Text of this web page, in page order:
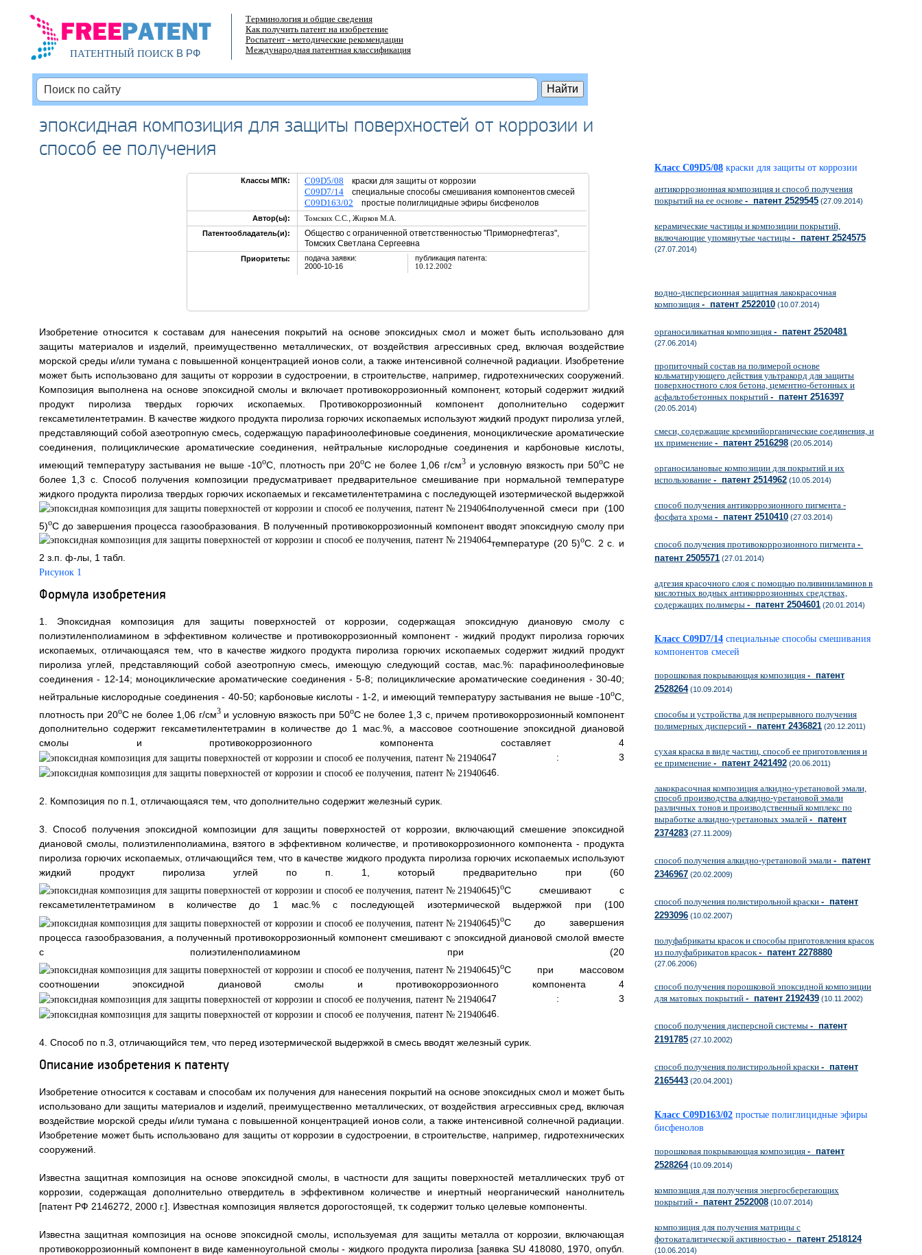
ПАТЕНТНЫЙ ПОИСКВ РФ
Терминология и общие сведения
Как получить патент на изобретение
Роспатент - методические рекомендации
Международная патентная классификация
эпоксидная композиция для защиты поверхностей от коррозии и
способ ее получения
Классы МПК: C09D5/08 краски для защиты от коррозии
C09D7/14специальные способы смешивания компонентов смесей
C09D163/02 простые полиглицидные эфиры бисфенолов
Автор(ы): Томских С.С. , Жирков М.А.
Патентообладатель(и):
Общество с ограниченной ответственностью "Приморнефтегаз",
Томских Светлана Сергеевна
Приоритеты:
подача заявки:
2000-10-16
публикация патента:
10.12.2002
Изобретение относится к составам для нанесения покрытий на основе эпоксидных смол и может быть использовано для
защиты материалов и изделий, преимущественно металлических, от воздействия агрессивных сред, включая воздействие
морской среды и/или тумана с повышенной концентрацией ионов соли, а также интенсивной солнечной радиации. Изобретение
может быть использовано для защиты от коррозии в судостроении, в строительстве, например, гидротехнических сооружений.
Композиция выполнена на основе эпоксидной смолы и включает противокоррозионный компонент, который содержит жидкий
продукт пиролиза твердых горючих ископаемых. Противокоррозионный компонент дополнительно содержит
гексаметилентетрамин. В качестве жидкого продукта пиролиза горючих ископаемых используют жидкий продукт пиролиза углей,
представляющий собой азеотропную смесь, содержащую парафиноолефиновые соединения, моноциклические ароматические
соединения, полициклические ароматические соединения, нейтральные кислородные соединения и карбоновые кислоты,
имеющий температуру застывания не выше -10oС, плотность при 20oС не более 1,06 г/см3 и условную вязкость при 50oС не
более 1,3 с. Способ получения композиции предусматривает предварительное смешивание при нормальной температуре
жидкого продукта пиролиза твердых горючих ископаемых и гексаметилентетрамина с последующей изотермической выдержкой
полученной смеси при (100
5)oС до завершения процесса газообразования. В полученный противокоррозионный компонент вводят эпоксидную смолу при
температуре (205)oС. 2 с. и
2 з.п. ф-лы, 1 табл.
Рисунок 1
Формула изобретения
1. Эпоксидная композиция для защиты поверхностей от коррозии, содержащая эпоксидную диановую смолу с
полиэтиленполиамином в эффективном количестве и противокоррозионный компонент - жидкий продукт пиролиза горючих
ископаемых, отличающаяся тем, что в качестве жидкого продукта пиролиза горючих ископаемых содержит жидкий продукт
пиролиза углей, представляющий собой азеотропную смесь, имеющую следующий состав, мас.%: парафиноолефиновые
соединения - 12-14; моноциклические ароматические соединения - 5-8; полициклические ароматические соединения - 30-40;
нейтральные кислородные соединения - 40-50; карбоновые кислоты - 1-2, и имеющий температуру застывания не выше -10oС,
плотность при 20oС не более 1,06 г/см3и условную вязкость при 50oС не более 1,3 с, причем противокоррозионный компонент
дополнительно содержит гексаметилентетрамин в количестве до 1 мас.%, а массовое соотношение эпоксидной диановой
смолы и противокоррозионного компонента составляет 4
7 : 3
6.
2. Композиция по п.1, отличающаяся тем, что дополнительно содержит железный сурик.
3. Способ получения эпоксидной композиции для защиты поверхностей от коррозии, включающий смешение эпоксидной
диановой смолы, полиэтиленполиамина, взятого в эффективном количестве, и противокоррозионного компонента - продукта
пиролиза горючих ископаемых, отличающийся тем, что в качестве жидкого продукта пиролиза горючих ископаемых используют
жидкий продукт пиролиза углей по п. 1, который предварительно при (60
5)oС смешивают с
гексаметилентетрамином в количестве до 1 мас.% с последующей изотермической выдержкой при (100
5)oС до завершения
процесса газообразования, а полученный противокоррозионный компонент смешивают с эпоксидной диановой смолой вместе
с полиэтиленполиамином при (20
5)oС при массовом
соотношении эпоксидной диановой смолы и противокоррозионного компонента 4
7 : 3
6.
4. Способ по п.3, отличающийся тем, что перед изотермической выдержкой в смесь вводят железный сурик.
Описание изобретения к патенту
Изобретение относится к составам и способам их получения для нанесения покрытий на основе эпоксидных смол и может быть
использовано дли защиты материалов и изделий, преимущественно металлических, от воздействия агрессивных сред, включая
воздействие морской среды и/или тумана с повышенной концентрацией ионов соли, а также интенсивной солнечной радиации.
Изобретение может быть использовано для защиты от коррозии в судостроении, в строительстве, например, гидротехнических
сооружений.
Известна защитная композиция на основе эпоксидной смолы, в частности для защиты поверхностей металлических тpyб от
коррозии, содержащая дополнительно отвердитель в эффективном количестве и инертный неорганический нанолнитель
[патент РФ 2146272, 2000 г.]. Известная композиция является дорогостоящей, т.к содержит только целевые компоненты.
Известна защитная композиция на основе эпоксидной смолы, используемая для защиты металла от коррозии, включающая
противокоррозионный компонент в виде каменноугольной смолы - жидкого продукта пиролиза [заявка SU 418080, 1970, опубл.
Класс C09D5/08 краски для защиты от коррозии
антикоррозионная композиция и способ получения
покрытий на ее основе - патент 2529545 (27.09.2014)
керамические частицы и композиции покрытий,
включающие упомянутые частицы - патент 2524575
(27.07.2014)
водно-дисперсионная защитная лакокрасочная
композиция - патент 2522010 (10.07.2014)
органосиликатная композиция - патент 2520481
(27.06.2014)
пропиточный состав на полимерой основе
кольматирующего действия ультракорд для защиты
поверхностного слоя бетона, цементно-бетонных и
асфальтобетонных покрытий - патент 2516397
(20.05.2014)
смеси, содержащие кремнийорганические соединения, и
их применение - патент 2516298 (20.05.2014)
органосилановые композиции для покрытий и их
использование - патент 2514962 (10.05.2014)
способ получения антикоррозионного пигмента -
фосфата хрома - патент 2510410 (27.03.2014)
способ получения противокоррозионного пигмента -
патент 2505571 (27.01.2014)
адгезия красочного слоя с помощью поливиниламинов в
кислотных водных антикоррозионных средствах,
содержащих полимеры - патент 2504601 (20.01.2014)
Класс C09D7/14 специальные способы смешивания
компонентов смесей
порошковая покрывающая композиция - патент
2528264(10.09.2014)
способы и устройства для непрерывного получения
полимерных дисперсий - патент 2436821 (20.12.2011)
сухая краска в виде частиц, способ ее приготовления и
ее применение - патент 2421492 (20.06.2011)
лакокрасочная композиция алкидно-уретановой эмали,
способ производства алкидно-уретановой эмали
различных тонов и производственный комплекс по
выработке алкидно-уретановых эмалей - патент
2374283 (27.11.2009)
способ получения алкидно-уретановой эмали - патент
2346967 (20.02.2009)
способ получения полистирольной краски - патент
2293096 (10.02.2007)
полуфабрикаты красок и способы приготовления красок
из полуфабрикатов красок- патент 2278880
(27.06.2006)
способ получения порошковой эпоксидной композиции
для матовых покрытий - патент 2192439 (10.11.2002)
способ получения дисперсной системы - патент
2191785 (27.10.2002)
способ получения полистирольной краски - патент
2165443 (20.04.2001)
Класс C09D163/02 простые полиглицидные эфиры
бисфенолов
порошковая покрывающая композиция - патент
2528264(10.09.2014)
композиция для получения энергосберегающих
покрытий - патент 2522008 (10.07.2014)
композиция для получения матрицы с
фотокаталитической активностью - патент 2518124
(10.06.2014)